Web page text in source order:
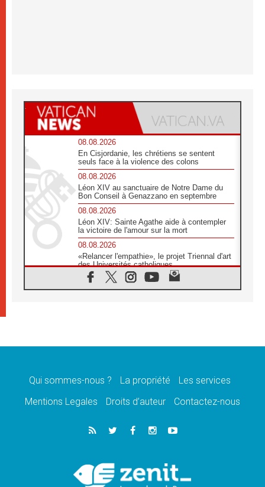
08.08.2026
En Cisjordanie, les chrétiens se sentent
seuls face à la violence des colons
08.08.2026
Léon XIV au sanctuaire de Notre Dame du
Bon Conseil à Genazzano en septembre
08.08.2026
Léon XIV: Sainte Agathe aide à contempler
la victoire de l'amour sur la mort
08.08.2026
«Relancer l'empathie», le projet Triennal d'art
des Universités catholiques
08.08.2026
Signis 2026, donner la parole aux religieuses
07.08.2026
07.08.2026
de l'Assomption et mémoire nationale
«La paix commence par l'empathie» estime
le cardinal Parolin
En Colombie, «la paix ne s'achète pas avec
une signature»
Qui sommes-nous ? La propriété
Les services
Mentions Legales
Droits d’auteur Contactez-nous